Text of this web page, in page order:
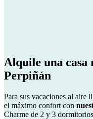
Alquile una casa
Perpiñán
Para sus vacaciones al aire
el máximo confort con
Charme de 2 y 3